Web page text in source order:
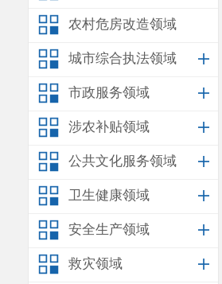
农村危房改造领域
城市综合执法领域
市政服务领域
涉农补贴领域
公共文化服务领域
卫生健康领域
安全生产领域
救灾领域